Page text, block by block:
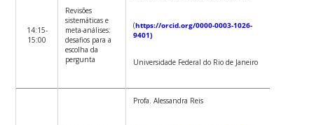
14:15-
15:00
Revisões
sistemáticas e
meta-análises:
desafios para a
escolha da
pergunta
(https://orcid.org/0000-0003-1026-
9401)
Universidade Federal do Rio de Janeiro
Profa. Alessandra Reis